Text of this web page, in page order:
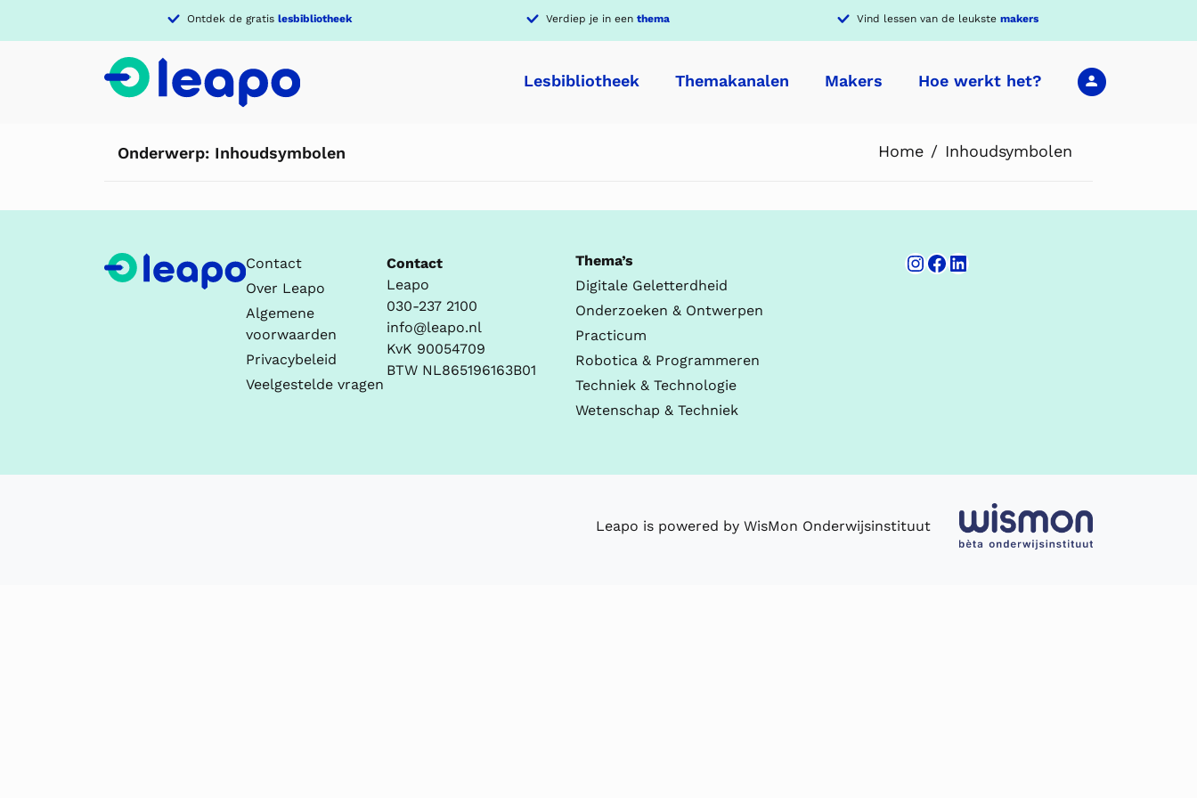
Ontdek de gratis lesbibliotheek Verdiep je in eenthema Vind lessen van de leukste makers
Lesbibliotheek Themakanalen Makers Hoe werkt het?
Onderwerp: Inhoudsymbolen Home Inhoudsymbolen
Contact
Over Leapo
Algemene
voorwaarden
Privacybeleid
Veelgestelde vragen
Contact
Leapo
030-237 2100
info@leapo.nl
KvK 90054709
BTW NL865196163B01
Thema’s
Digitale Geletterdheid
Onderzoeken & Ontwerpen
Practicum
Robotica & Programmeren
Techniek & Technologie
Wetenschap & Techniek
Instagram
Facebook
LinkedIn
Leapo is powered by WisMon Onderwijsinstituut